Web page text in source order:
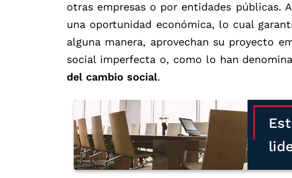
otras empresas o por entidades públicas.
una oportunidad económica, lo cual
alguna manera, aprovechan su proyecto
social imperfecta o, como lo han
del cambio social.